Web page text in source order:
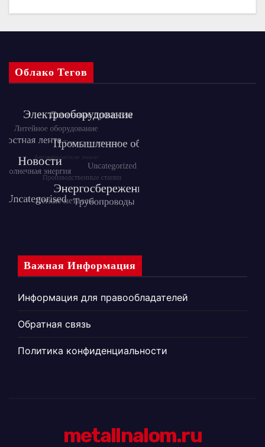
Облако Тегов
Важная Информация
Информация для правообладателей
Обратная связь
Политика конфиденциальности
metallnalom.ru